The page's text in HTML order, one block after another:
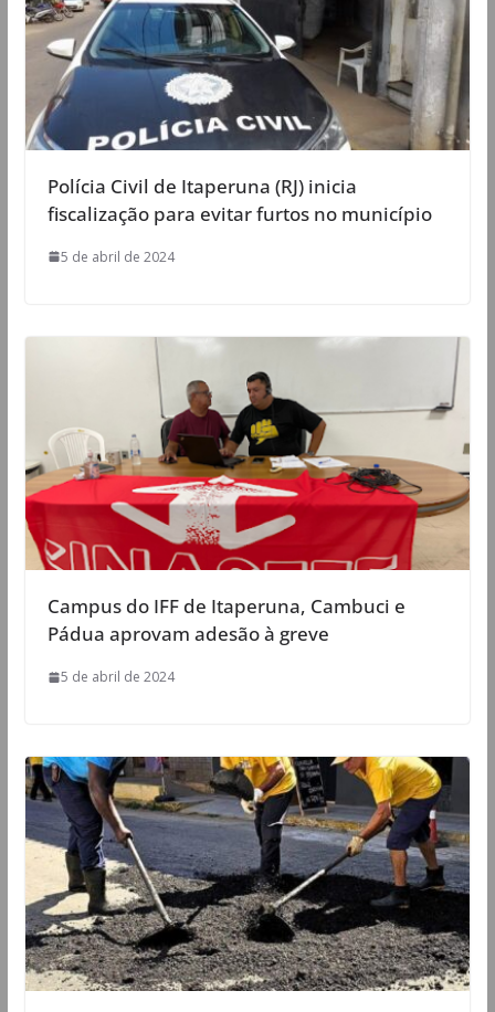
Polícia Civil de Itaperuna (RJ) inicia
fiscalização para evitar furtos no município
5 de abril de 2024
Campus do IFF de Itaperuna, Cambuci e
Pádua aprovam adesão à greve
5 de abril de 2024